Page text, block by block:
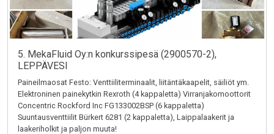
5. MekaFluid Oy:n konkurssipesä (2900570-2),
LEPPÄVESI
Paineilmaosat Festo: Venttiiliterminaalit, liitäntäkaapelit, säiliöt ym.
Elektroninen painekytkin Rexroth (4 kappaletta) Virranjakomoottorit
Concentric Rockford Inc FG133002BSP (6 kappaletta)
Suuntausventtiilit Bürkert 6281 (2 kappaletta), Laippalaakerit ja
laakeriholkit ja paljon muuta!